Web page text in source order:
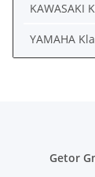
KAWASAKI
YAMAHA
Getor